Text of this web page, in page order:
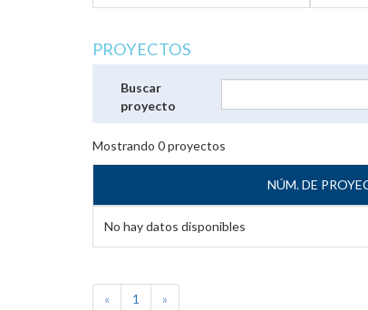
PROYECTOS
Buscar
proyecto
Mostrando 0proyectos
NÚM. DE
No hay datos disponibles
« 1 »